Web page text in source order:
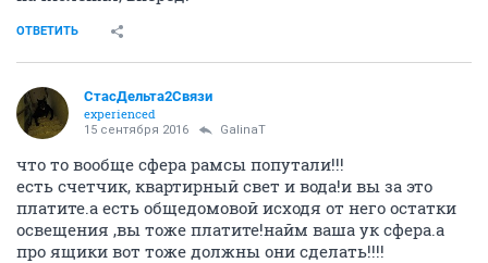
ОТВЕТИТЬ
СтасДельта2Связи
experienced
15 сентября 2016 GalinaT
что то вообще сфера рамсы попутали!!!
есть счетчик, квартирный свет и вода!и вы за это
платите.а есть общедомовой исходя от него остатки
освещения ,вы тоже платите!найм ваша ук сфера.а
про ящики вот тоже должны они сделать!!!!